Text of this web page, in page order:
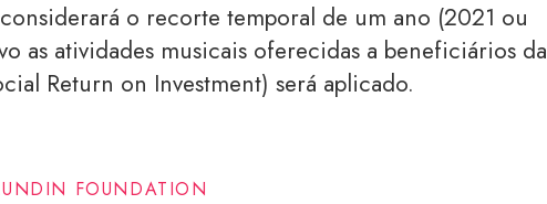
o recorte temporal de um ano (2021 ou
as atividades musicais oferecidas a beneficiários da
Return on Investment) será aplicado.
FOUNDATION